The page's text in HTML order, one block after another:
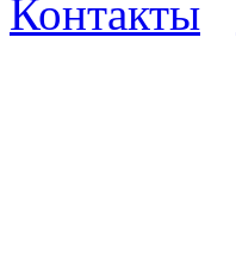
Контакты